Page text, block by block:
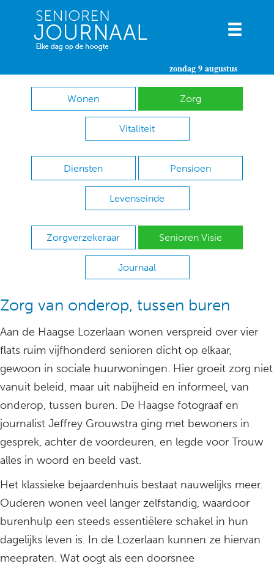
zondag 9 augustus
Wonen Zorg
Vitaliteit
Diensten Pensioen
Levenseinde
Zorgverzekeraar Senioren Visie
Journaal
Zorg van onderop, tussen buren
Aan de Haagse Lozerlaan wonen verspreid over vier
flats ruim vijfhonderd senioren dicht op elkaar,
gewoon in sociale huurwoningen. Hier groeit zorg niet
vanuit beleid, maar uit nabijheid en informeel, van
onderop, tussen buren. De Haagse fotograaf en
journalist Jeffrey Grouwstra ging met bewoners in
gesprek, achter de voordeuren, en legde voor Trouw
alles in woord en beeld vast.
Het klassieke bejaardenhuis bestaat nauwelijks meer.
Ouderen wonen veel langer zelfstandig, waardoor
burenhulp een steeds essentiëlere schakel in hun
dagelijks leven is. In de Lozerlaan kunnen ze hiervan
meepraten. Wat oogt als een doorsnee